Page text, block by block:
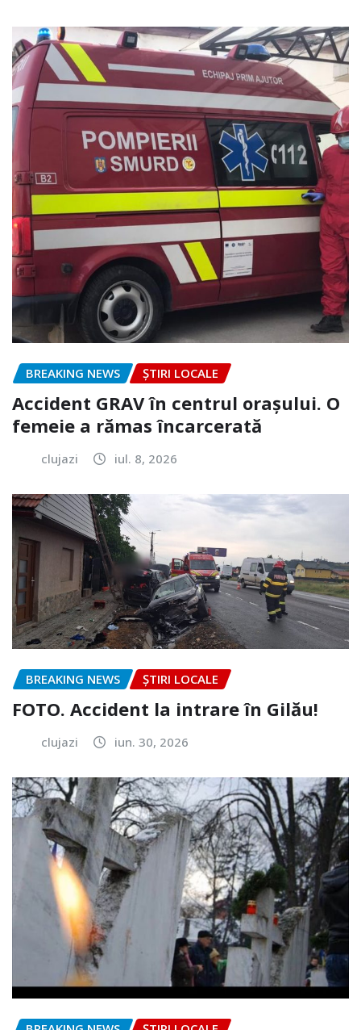
BREAKING NEWS ȘTIRI LOCALE
Accident GRAV în centrul orașului. O
femeie a rămas încarcerată
clujazi iul. 8, 2026
BREAKING NEWS ȘTIRI LOCALE
FOTO. Accident la intrare în Gilău!
clujazi iun. 30, 2026